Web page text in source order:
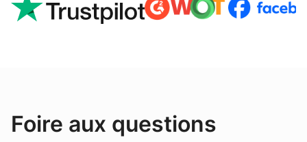
Foire aux questions